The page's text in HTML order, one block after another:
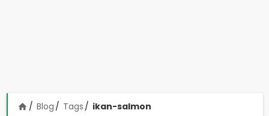
home Blog Tags ikan-salmon